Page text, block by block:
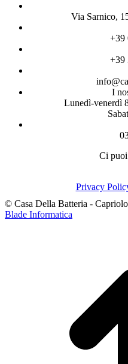
Via Sarnico,
+39
+39
I
Lunedì-venerdì
Ci
Privacy
© Casa Della Batteria -
Blade Informatica